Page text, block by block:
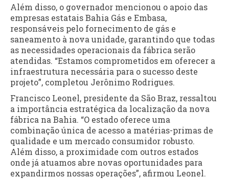
Além disso, o governador mencionou o apoio das
empresas estatais Bahia Gás e Embasa,
responsáveis pelo fornecimento de gás e
saneamento à nova unidade, garantindo que todas
as necessidades operacionais da fábrica serão
atendidas. “Estamos comprometidos em oferecer a
infraestrutura necessária para o sucesso deste
projeto”, completou Jerônimo Rodrigues.
Francisco Leonel, presidente da São Braz, ressaltou
a importância estratégica da localização da nova
fábrica na Bahia. “O estado oferece uma
combinação única de acesso a matérias-primas de
qualidade e um mercado consumidor robusto.
Além disso, a proximidade com outros estados
onde já atuamos abre novas oportunidades para
expandirmos nossas operações”, afirmou Leonel.